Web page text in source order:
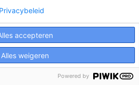
accepteren
Alles weigeren
Privacybeleid
Powered by